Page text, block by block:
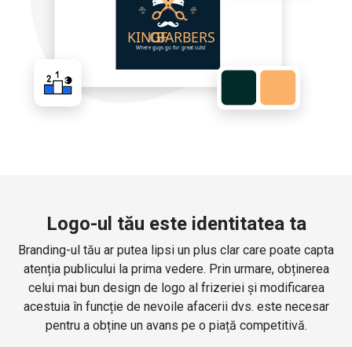
Logo-ul tău este identitatea ta
Branding-ul tău ar putea lipsi un plus clar care poate capta
atenția publicului la prima vedere. Prin urmare, obținerea
celui mai bun design de logo al frizeriei și modificarea
acestuia în funcție de nevoile afacerii dvs. este necesar
pentru a obține un avans pe o piață competitivă.